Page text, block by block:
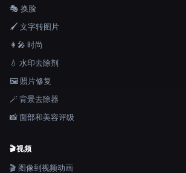
🎭 换脸
🖌️ 文字转图片
👩‍🎤 时尚
💧 水印去除剂
🖼️ 照片修复
🪄 背景去除器
📸 面部和美容评级
🎬视频
🎬 图像到视频动画